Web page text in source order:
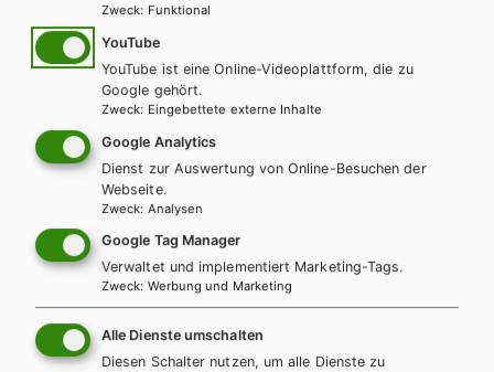
Zweck: Funktional
YouTube
YouTube ist eine Online-Videoplattform, die zu
Google gehört.
Zweck: Eingebettete externe Inhalte
Google Analytics
Dienst zur Auswertung von Online-Besuchen der
Webseite.
Zweck: Analysen
Google Tag Manager
Verwaltet und implementiert Marketing-Tags.
Zweck: Werbung und Marketing
Alle Dienste umschalten
Diesen Schalter nutzen, um alle Dienste zu